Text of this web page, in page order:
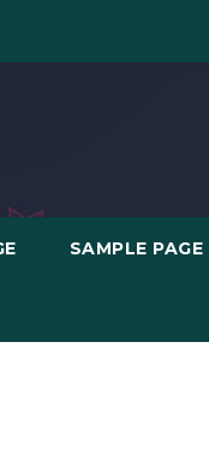
SAMPLE PAGE